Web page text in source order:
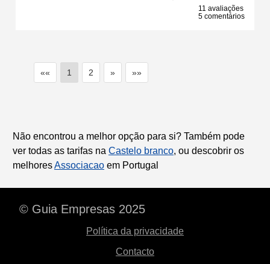
11 avaliações
5 comentários
«« 1 2 » »»
Não encontrou a melhor opção para si? Também pode
ver todas as tarifas na Castelo branco, ou descobrir os
melhoresAssociacao em Portugal
© Guia Empresas 2025
Política da privacidade
Contacto